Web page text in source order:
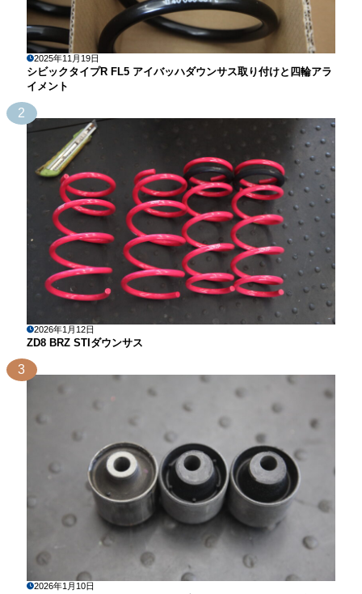
2025年11月19日
シビックタイプR FL5 アイバッハダウンサス取り付けと四輪アラ
イメント
2
2026年1月12日
ZD8 BRZ STIダウンサス
3
2026年1月10日